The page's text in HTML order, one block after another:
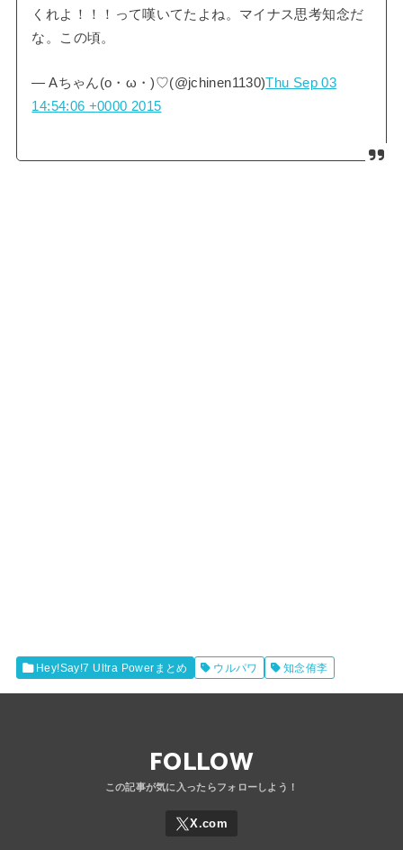
くれよ！！！って嘆いてたよね。マイナス思考知念だ
な。この頃。
— Aちゃん(o・ω・)♡(@jchinen1130)Thu Sep 03
14:54:06 +0000 2015
Hey!Say!7 Ultra Powerまとめ ウルパワ 知念侑李
FOLLOW